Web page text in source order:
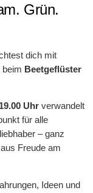
Grün.
dich mit
beim Beetgeflüster
Uhr verwandelt
für alle
– ganz
Freude am
Ideen und